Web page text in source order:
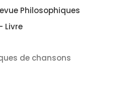
Philosophiques
Livre
de chansons